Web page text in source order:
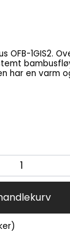
stemt
Materialer: